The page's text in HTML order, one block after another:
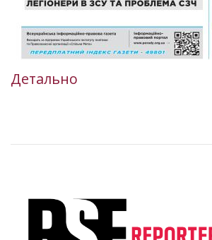
Детально